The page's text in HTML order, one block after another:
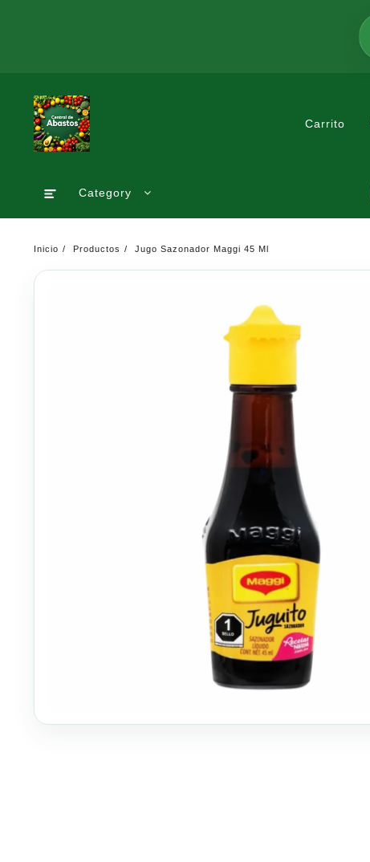
Carrito
Category
Inicio Productos Jugo Sazonador Maggi 45 Ml